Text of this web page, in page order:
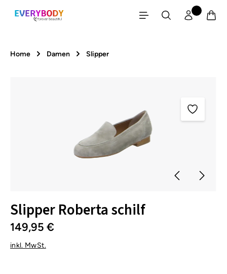
Zum Hauptinhalt springen
Home Damen Slipper
Slipper Roberta schilf
149,95 €
inkl. MwSt.